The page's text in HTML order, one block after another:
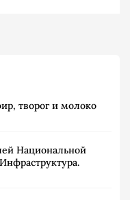
творог и молоко
Национальной